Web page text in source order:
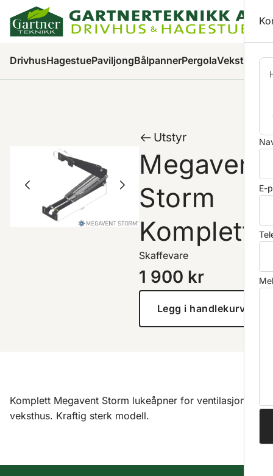
DrivhusHagestuePaviljongBålpannerPergolaVeksthus
Utstyr
Megavent
Storm
Komplett
Skaffevare
1 900 kr
Legg i handlekurv
Komplett Megavent Storm lukeåpner for ventilasjon i
veksthus. Kraftig sterk modell.
E-